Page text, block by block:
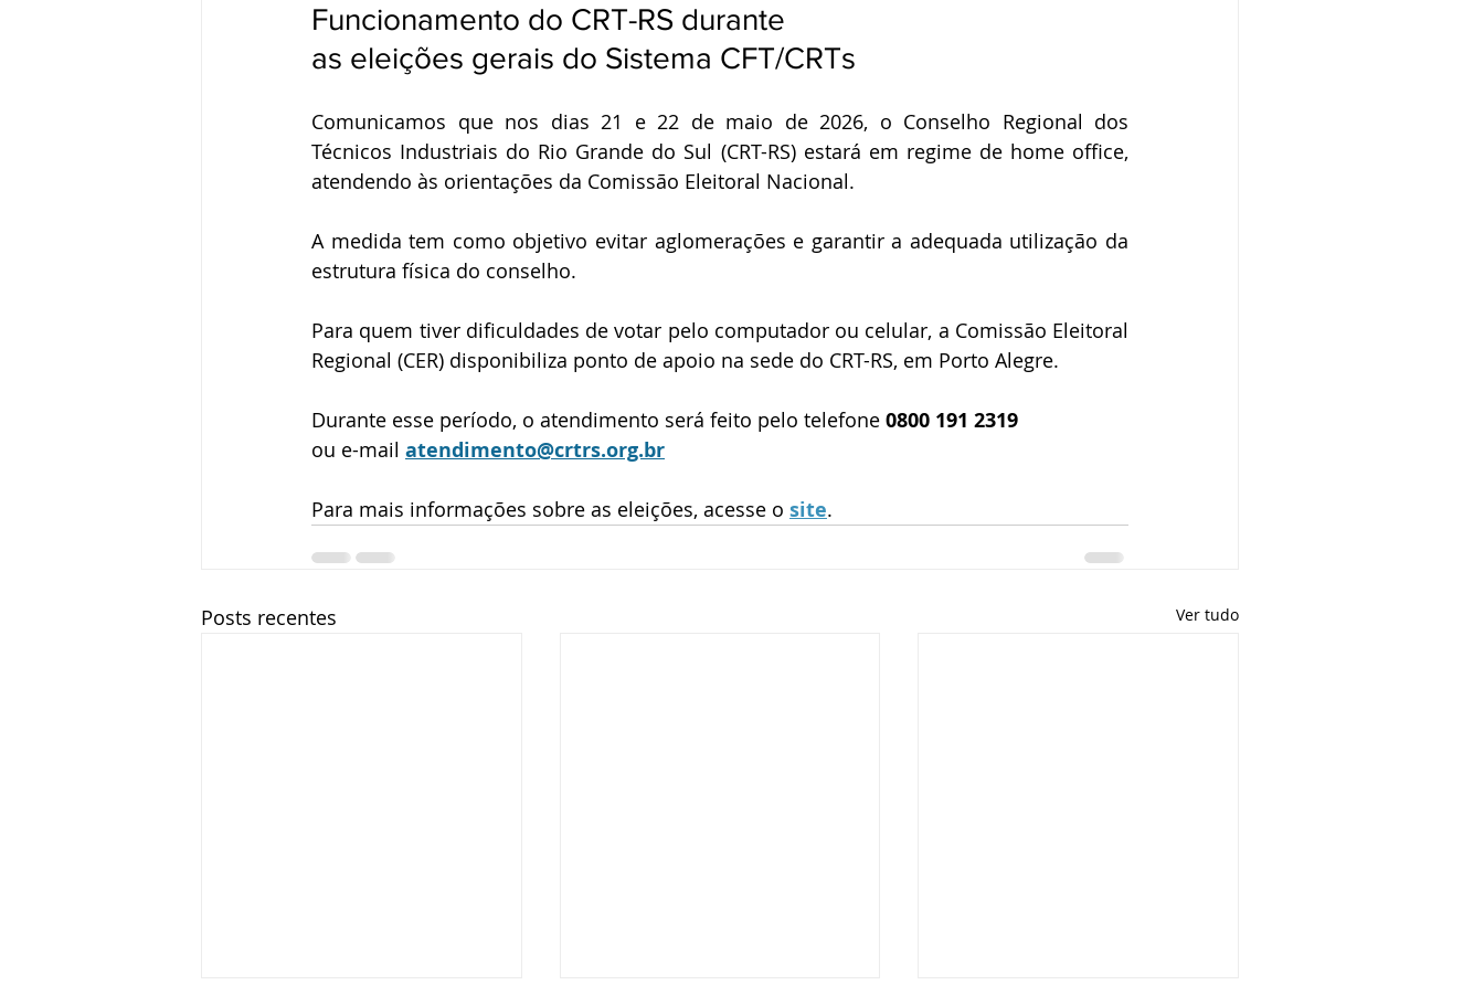
Funcionamento do CRT-RS durante
as eleições gerais do Sistema CFT/CRTs
Comunicamos que nos dias 21 e 22 de maio de 2026, o Conselho Regional dos
Técnicos Industriais do Rio Grande do Sul (CRT-RS) estará em regime de home office,
atendendo às orientações da Comissão Eleitoral Nacional.
A medida tem como objetivo evitar aglomerações e garantir a adequada utilização da
estrutura física do conselho.
Para quem tiver dificuldades de votar pelo computador ou celular, a Comissão Eleitoral
Regional (CER) disponibiliza ponto de apoio na sede do CRT-RS, em Porto Alegre.
Durante esse período, o atendimento será feito pelo telefone 0800 191 2319
ou e-mail atendimento@crtrs.org.br
Para mais informações sobre as eleições, acesse o site.
Posts recentes Ver tudo